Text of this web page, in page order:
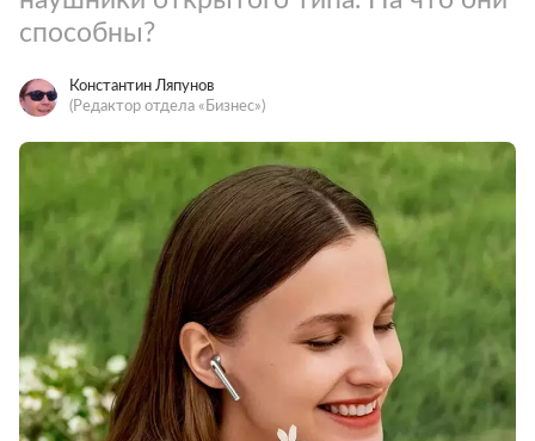
способны?
Константин Ляпунов
(Редактор отдела «Бизнес»)